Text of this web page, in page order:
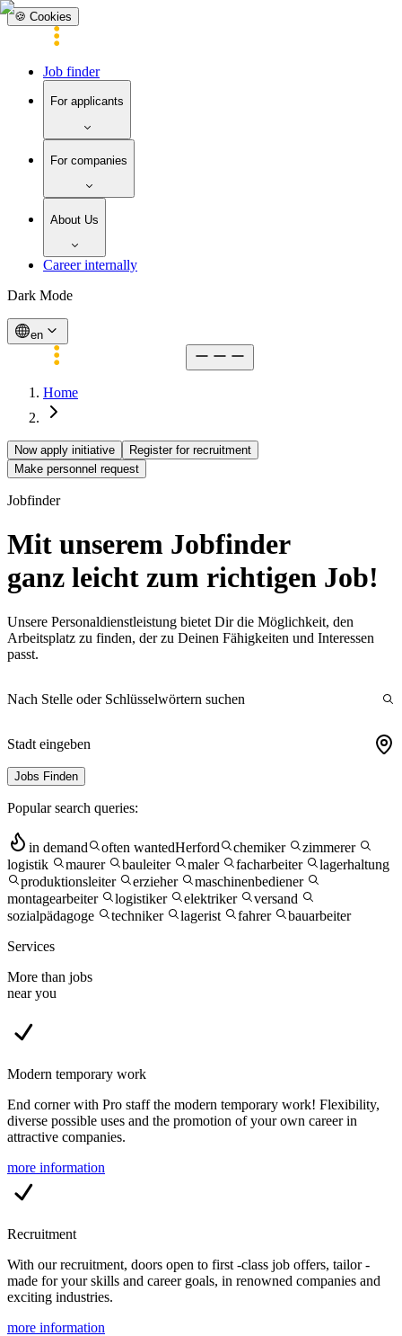
🍪 Cookies
Job finder
For applicants
For companies
About Us
Career internally
Dark Mode
en
Home
Now apply initiative
Register for recruitment
Make personnel request
Jobfinder
Mit unserem Jobfinder
ganz leicht zum richtigen Job!
Unsere Personaldienstleistung bietet Dir die Möglichkeit, den
Arbeitsplatz zu finden, der zu Deinen Fähigkeiten und Interessen
passt.
Nach Stelle oder Schlüsselwörtern suchen
Stadt eingeben
Jobs Finden
Popular search queries:
in demand often wantedHerford chemiker
zimmerer
logistik
maurer bauleiter maler facharbeiter
lagerhaltung
produktionsleiter
erzieher
maschinenbediener
montagearbeiter
logistiker elektriker
versand
sozialpädagoge
techniker lagerist fahrer
bauarbeiter
Services
More than jobs
near you
Modern temporary work
End corner with Pro staff the modern temporary work! Flexibility,
diverse possible uses and the promotion of your own career in
attractive companies.
more information
Recruitment
With our recruitment, doors open to first -class job offers, tailor -
made for your skills and career goals, in renowned companies and
exciting industries.
more information